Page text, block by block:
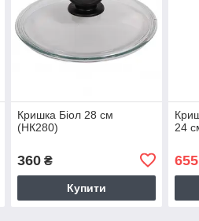
Кришка Біол 28 см
(НК280)
360₴
Купити
24